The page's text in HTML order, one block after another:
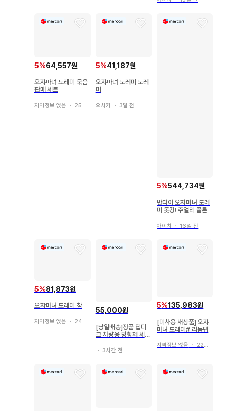
5%64,557원
오쟈마녀 도레미 묶음
판매 세트
지역정보 없음 ・ 25일 전
5%41,187원
오쟈마녀 도레미 도레
미
오사카・ 3달 전
5%544,734원
반다이 오자마녀 도레
미 돗캉! 주얼리 폴론
아이치 ・ 16일 전
5%81,873원
오쟈마녀 도레미 참
지역정보 없음 ・ 24일 전
55,000원
[당일배송]정품 딥디
크 차량용 방향제 세트
・ 3시간 전
5%135,983원
[미사용 새상품] 오쟈
마녀 도레미# 리듬탭
지역정보 없음 ・ 22일 전